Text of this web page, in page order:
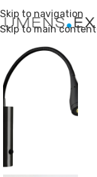
Skip to navigation
Skip to main content